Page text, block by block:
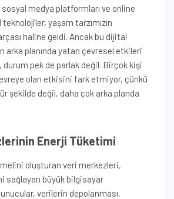
medya platformları ve online
yaşam tarzımızın
haline geldi. Ancak bu dijital
arka planında yatan çevresel etkileri
durum pek de parlak değil. Birçok kişi
olan etkisini fark etmiyor, çünkü
şekilde değil, daha çok arka planda
Enerji Tüketimi
oluşturan veri merkezleri,
sağlayan büyük bilgisayar
verilerin depolanması,